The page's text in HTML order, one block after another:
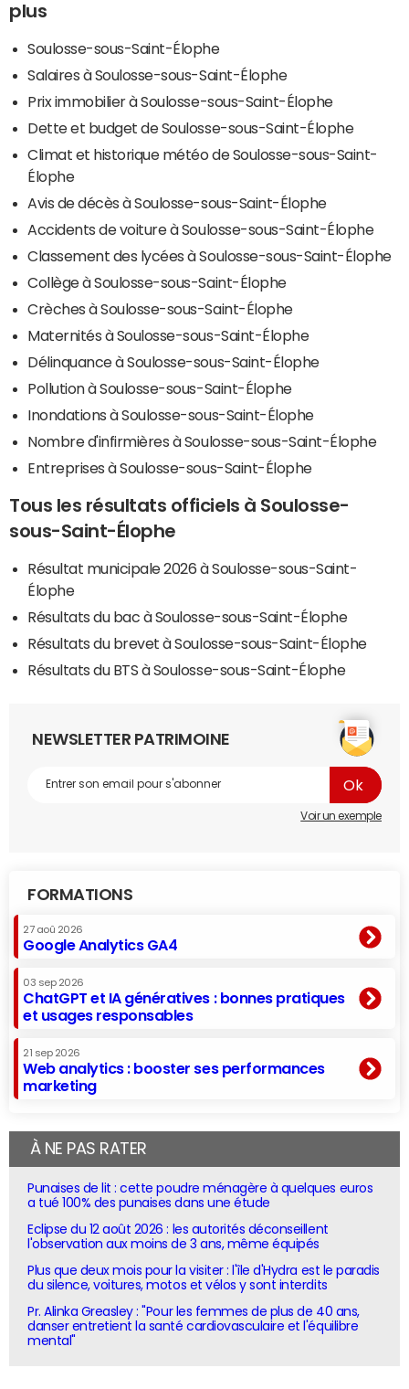
plus
Soulosse-sous-Saint-Élophe
Salaires à Soulosse-sous-Saint-Élophe
Prix immobilier à Soulosse-sous-Saint-Élophe
Dette et budget de Soulosse-sous-Saint-Élophe
Climat et historique météo de Soulosse-sous-Saint-
Élophe
Avis de décès à Soulosse-sous-Saint-Élophe
Accidents de voiture à Soulosse-sous-Saint-Élophe
Classement des lycées à Soulosse-sous-Saint-Élophe
Collège à Soulosse-sous-Saint-Élophe
Crèches à Soulosse-sous-Saint-Élophe
Maternités à Soulosse-sous-Saint-Élophe
Délinquance à Soulosse-sous-Saint-Élophe
Pollution à Soulosse-sous-Saint-Élophe
Inondations à Soulosse-sous-Saint-Élophe
Nombre d'infirmières à Soulosse-sous-Saint-Élophe
Entreprises à Soulosse-sous-Saint-Élophe
Tous les résultats officiels à Soulosse-
sous-Saint-Élophe
Résultat municipale 2026 à Soulosse-sous-Saint-
Élophe
Résultats du bac à Soulosse-sous-Saint-Élophe
Résultats du brevet à Soulosse-sous-Saint-Élophe
Résultats du BTS à Soulosse-sous-Saint-Élophe
NEWSLETTER PATRIMOINE
Voir un exemple
FORMATIONS
27 aoû 2026
Google Analytics GA4
03 sep 2026
ChatGPT et IA génératives : bonnes pratiques
et usages responsables
21 sep 2026
Web analytics : booster ses performances
marketing
À NE PAS RATER
Punaises de lit : cette poudre ménagère à quelques euros
a tué 100% des punaises dans une étude
Eclipse du 12 août 2026 : les autorités déconseillent
l'observation aux moins de 3 ans, même équipés
Plus que deux mois pour la visiter : l'île d'Hydra est le paradis
du silence, voitures, motos et vélos y sont interdits
Pr. Alinka Greasley : "Pour les femmes de plus de 40 ans,
danser entretient la santé cardiovasculaire et l'équilibre
mental"